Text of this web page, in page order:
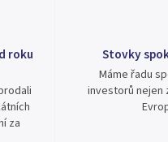
roku
za
Stovky
Máme řadu
investorů nejen